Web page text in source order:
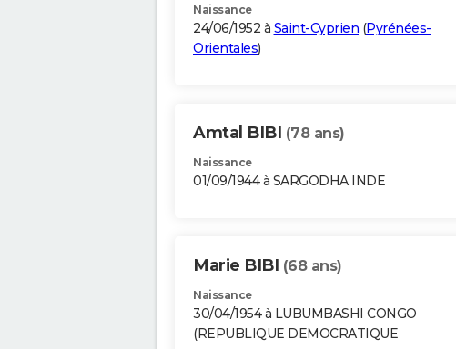
Naissance
24/06/1952 à Saint-Cyprien (Pyrénées-
Orientales)
Amtal BIBI (78 ans)
Naissance
01/09/1944 à SARGODHA INDE
Marie BIBI (68 ans)
Naissance
30/04/1954 à LUBUMBASHI CONGO
(REPUBLIQUE DEMOCRATIQUE